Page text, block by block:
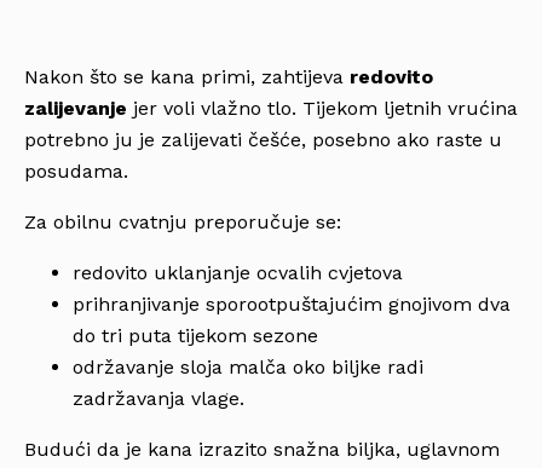
Nakon što se kana primi, zahtijeva redovito
zalijevanje jer voli vlažno tlo. Tijekom ljetnih vrućina
potrebno ju je zalijevati češće, posebno ako raste u
posudama.
Za obilnu cvatnju preporučuje se:
redovito uklanjanje ocvalih cvjetova
prihranjivanje sporootpuštajućim gnojivom dva
do tri puta tijekom sezone
održavanje sloja malča oko biljke radi
zadržavanja vlage.
Budući da je kana izrazito snažna biljka, uglavnom